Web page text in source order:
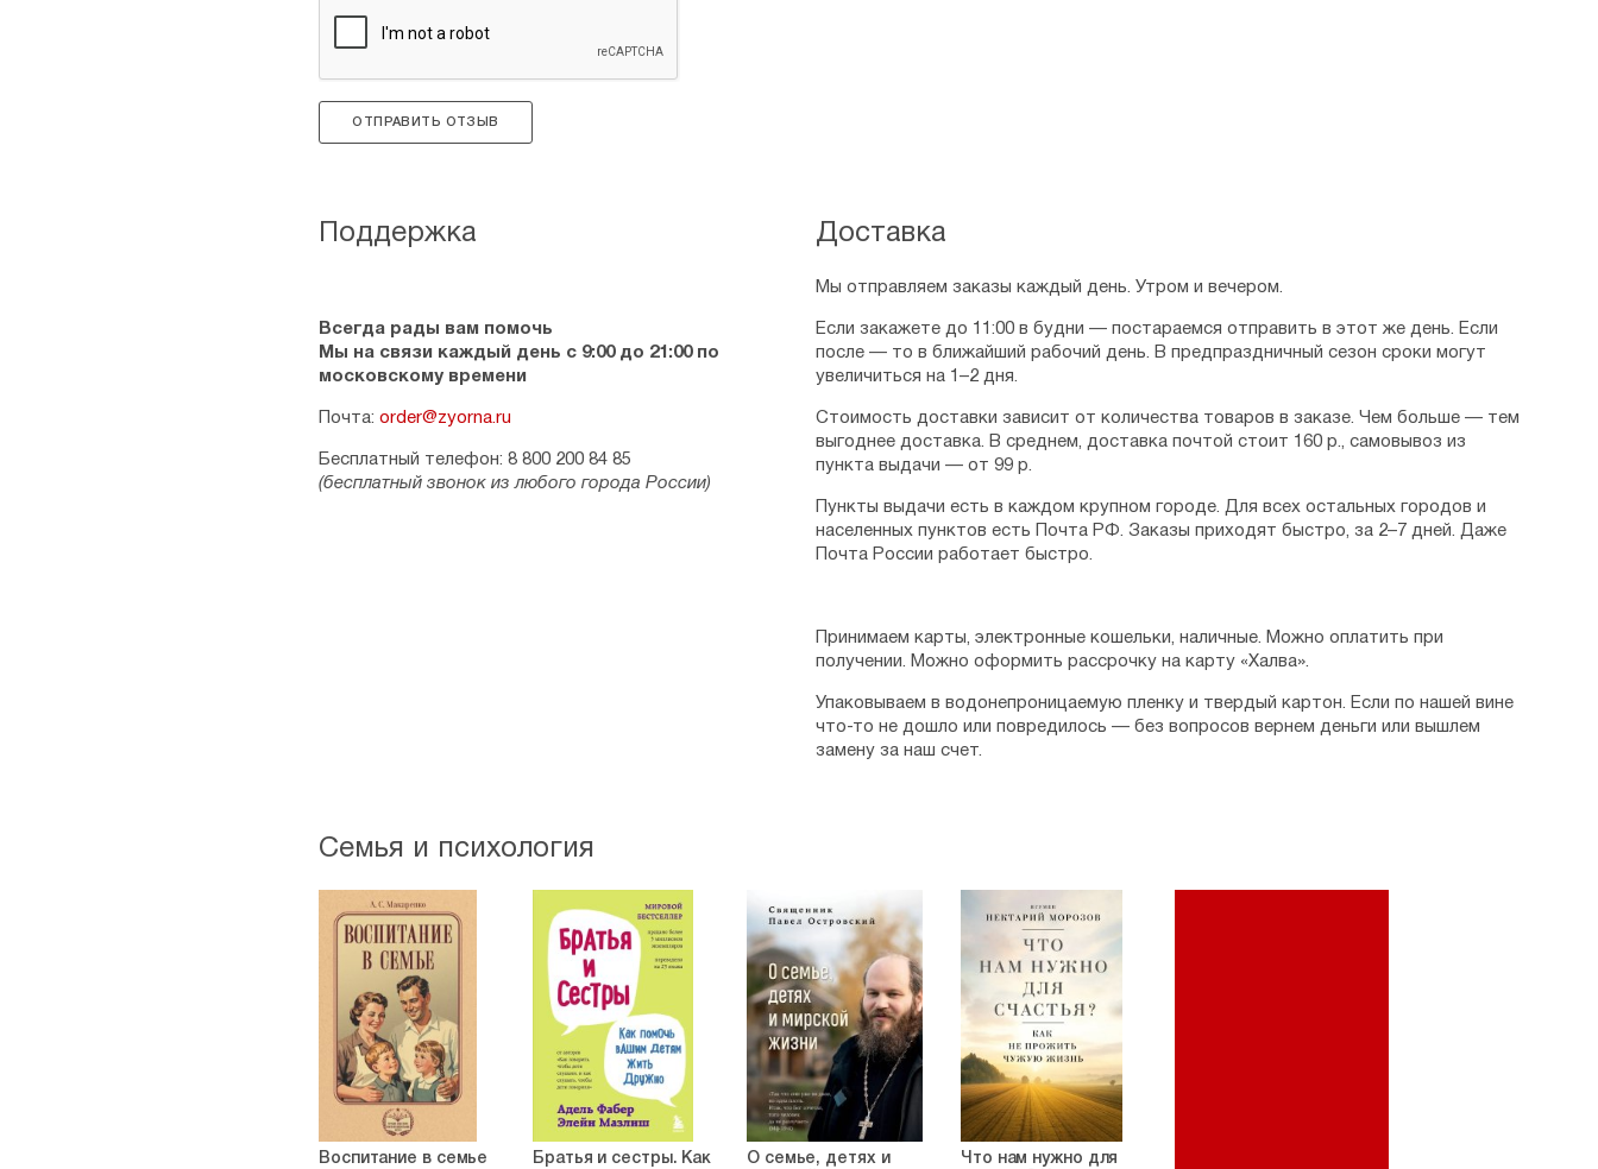
ОТПРАВИТЬ ОТЗЫВ
Поддержка
Всегда рады вам помочь
Мы на связи каждый день с 9:00 до 21:00 по
московскому времени
Почта: order@zyorna.ru
Бесплатный телефон: 8 800 200 84 85
(бесплатный звонок из любого города России)
Доставка
Мы отправляем заказы каждый день. Утром и вечером.
Если закажете до 11:00 в будни — постараемся отправить в этот же день. Если
после — то в ближайший рабочий день. В предпраздничный сезон сроки могут
увеличиться на 1–2 дня.
Стоимость доставки зависит от количества товаров в заказе. Чем больше — тем
выгоднее доставка. В среднем, доставка почтой стоит 160 р., самовывоз из
пункта выдачи — от 99 р.
Пункты выдачи есть в каждом крупном городе. Для всех остальных городов и
населенных пунктов есть Почта РФ. Заказы приходят быстро, за 2–7 дней. Даже
Почта России работает быстро.
Принимаем карты, электронные кошельки, наличные. Можно оплатить при
получении. Можно оформить рассрочку на карту «Халва».
Упаковываем в водонепроницаемую пленку и твердый картон. Если по нашей вине
что-то не дошло или повредилось — без вопросов вернем деньги или вышлем
замену за наш счет.
Семья и психология
Воспитание в семье
Братья и сестры. Как
О семье, детях и
Что нам нужно для